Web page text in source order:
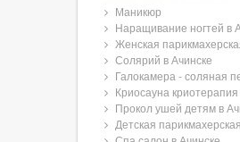
Маникюр
Наращивание ногтей в
Женская
Солярий в Ачинске
Галокамера - соляная
Криосауна криотерапия
Прокол ушей детям в
Детская парикмахерская